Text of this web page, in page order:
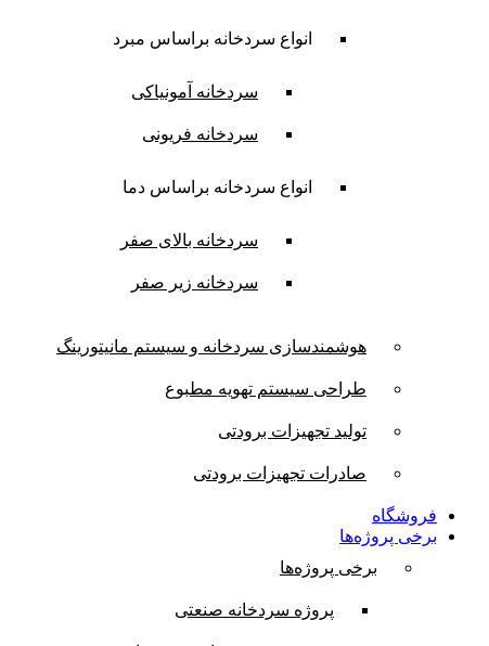
انواع سردخانه براساس مبرد
سردخانه آمونیاکی
سردخانه فریونی
انواع سردخانه براساس دما
سردخانه بالای صفر
سردخانه زیر صفر
هوشمندسازی سردخانه و سیستم مانیتورینگ
طراحی سیستم تهویه مطبوع
تولید تجهیزات برودتی
صادرات تجهیزات برودتی
فروشگاه
برخی پروژه‌ها
برخی پروژه‌ها
پروژه سردخانه صنعتی